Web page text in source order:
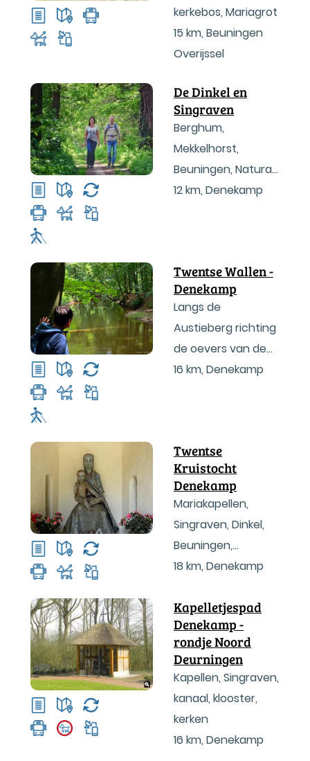
kerkebos, Mariagrot
15 km, Beuningen
Overijssel
De Dinkel en
Singraven
Berghum,
Mekkelhorst,
Beuningen, Natura
Docet
12 km, Denekamp
Twentse Wallen -
Denekamp
Langs de
Austieberg richting
de oevers van de
Dinkel
16 km, Denekamp
Twentse
Kruistocht
Denekamp
Mariakapellen,
Singraven, Dinkel,
Beuningen,
Mekkelhorst,
18 km, Denekamp
Kapelletjespad
Denekamp -
rondje Noord
Deurningen
Kapellen, Singraven,
kanaal, klooster,
kerken
16 km, Denekamp